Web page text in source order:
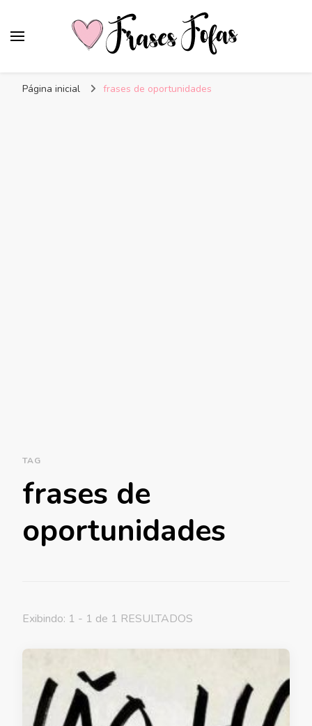
Página inicial frases de oportunidades
TAG
frases de
oportunidades
Exibindo: 1 - 1 de 1 RESULTADOS